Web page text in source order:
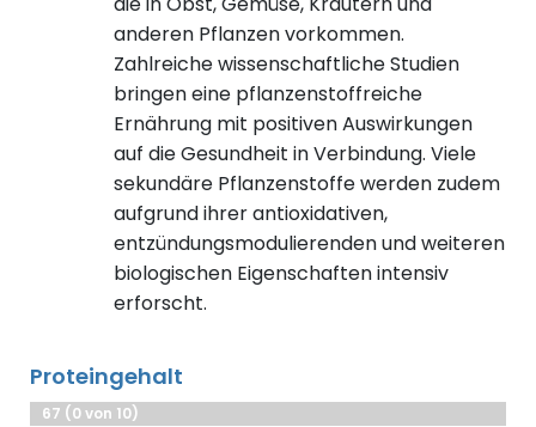
anderen Pflanzen vorkommen.
Zahlreiche wissenschaftliche Studien
bringen eine pflanzenstoffreiche
Ernährung mit positiven Auswirkungen
auf die Gesundheit in Verbindung. Viele
sekundäre Pflanzenstoffe werden zudem
aufgrund ihrer antioxidativen,
entzündungsmodulierenden und weiteren
biologischen Eigenschaften intensiv
erforscht.
Proteingehalt
67 (0 von 10)